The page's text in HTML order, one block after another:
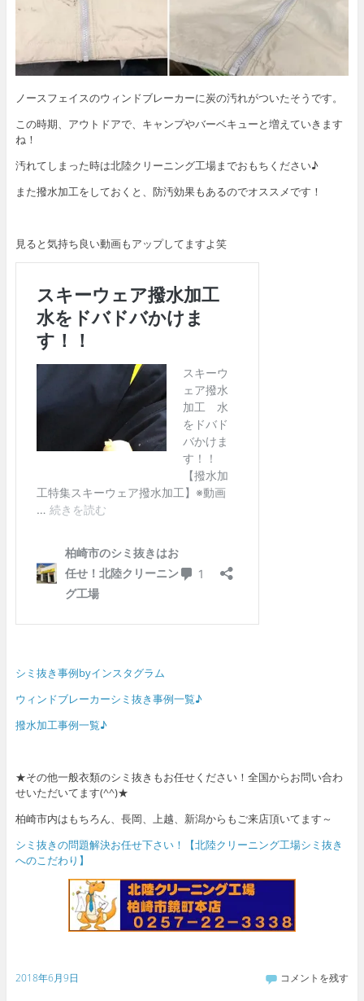
ノースフェイスのウィンドブレーカーに炭の汚れがついたそうです。
この時期、アウトドアで、キャンプやバーベキューと増えていきます
ね！
汚れてしまった時は北陸クリーニング工場までおもちください♪
また撥水加工をしておくと、防汚効果もあるのでオススメです！
見ると気持ち良い動画もアップしてますよ笑
シミ抜き事例byインスタグラム
ウィンドブレーカーシミ抜き事例一覧♪
撥水加工事例一覧♪
★その他一般衣類のシミ抜きもお任せください！全国からお問い合わ
せいただいてます(^^)★
柏崎市内はもちろん、長岡、上越、新潟からもご来店頂いてます～
シミ抜きの問題解決お任せ下さい！【北陸クリーニング工場シミ抜き
へのこだわり】
2018年6月9日 コメントを残す